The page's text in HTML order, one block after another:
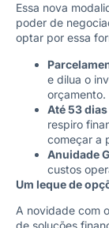
Essa nova
poder de
optar por essa
e dilua o
orçamento.
Até 53
respiro
começar a
Anuidade
custos
Um leque de
A novidade com
de soluções